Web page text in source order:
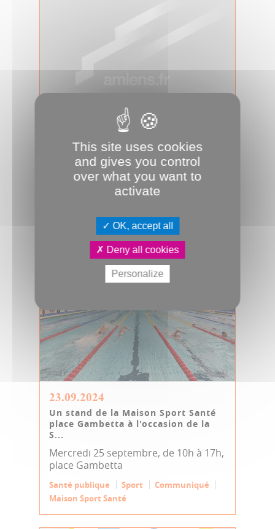
Travaux d'aménagement ludique de
la plaine Debussy à Amiens
Lundi 30 septembre démarreront des
travaux d'aménagement ludique de la
plaine Debussy à Amiens pour une
Aménagement Communiqué
23.09.2024
Un stand de la Maison Sport Santé
place Gambetta à l'occasion de la
S...
Mercredi 25 septembre, de 10h à 17h,
place Gambetta
Santé publique Sport
Communiqué
Maison Sport Santé
This site uses cookies
and gives you control
over what you want to
activate
OK, accept all
Deny all cookies
Personalize